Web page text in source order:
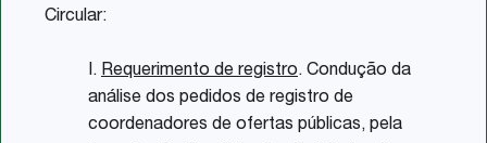
Circular:
I. Requerimento de registro. Condução da
análise dos pedidos de registro de
coordenadores de ofertas públicas, pela